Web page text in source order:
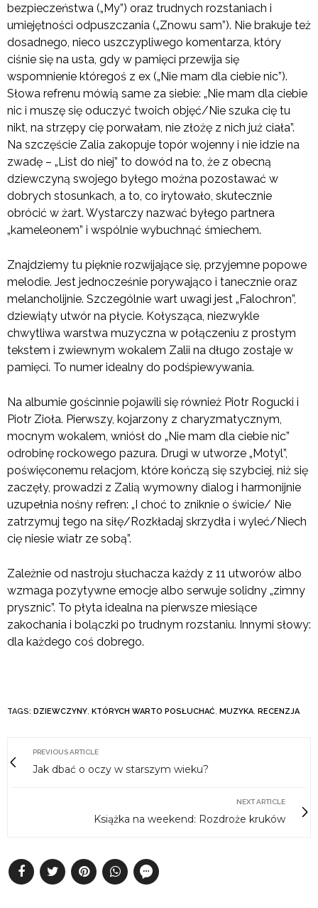
bezpieczeństwa („My”) oraz trudnych rozstaniach i
umiejętności odpuszczania („Znowu sam”). Nie brakuje też
dosadnego, nieco uszczypliwego komentarza, który
ciśnie się na usta, gdy w pamięci przewija się
wspomnienie któregoś z ex („Nie mam dla ciebie nic”).
Słowa refrenu mówią same za siebie: „Nie mam dla ciebie
nic i muszę się oduczyć twoich objęć/Nie szuka cię tu
nikt, na strzępy cię porwałam, nie złożę z nich już ciała”.
Na szczęście Zalia zakopuje topór wojenny i nie idzie na
zwadę – „List do niej” to dowód na to, że z obecną
dziewczyną swojego byłego można pozostawać w
dobrych stosunkach, a to, co irytowało, skutecznie
obrócić w żart. Wystarczy nazwać byłego partnera
„kameleonem” i wspólnie wybuchnąć śmiechem.
Znajdziemy tu pięknie rozwijające się, przyjemne popowe
melodie. Jest jednocześnie porywająco i tanecznie oraz
melancholijnie. Szczególnie wart uwagi jest „Falochron”,
dziewiąty utwór na płycie. Kołysząca, niezwykle
chwytliwa warstwa muzyczna w połączeniu z prostym
tekstem i zwiewnym wokalem Zalii na długo zostaje w
pamięci. To numer idealny do podśpiewywania.
Na albumie gościnnie pojawili się również Piotr Rogucki i
Piotr Zioła. Pierwszy, kojarzony z charyzmatycznym,
mocnym wokalem, wniósł do „Nie mam dla ciebie nic”
odrobinę rockowego pazura. Drugi w utworze „Motyl”,
poświęconemu relacjom, które kończą się szybciej, niż się
zaczęły, prowadzi z Zalią wymowny dialog i harmonijnie
uzupełnia nośny refren: „I choć to zniknie o świcie/ Nie
zatrzymuj tego na siłę/Rozkładaj skrzydła i wyleć/Niech
cię niesie wiatr ze sobą”.
Zależnie od nastroju słuchacza każdy z 11 utworów albo
wzmaga pozytywne emocje albo serwuje solidny „zimny
prysznic”. To płyta idealna na pierwsze miesiące
zakochania i bolączki po trudnym rozstaniu. Innymi słowy:
dla każdego coś dobrego.
TAGS: DZIEWCZYNY, KTÓRYCH WARTO POSŁUCHAĆ, MUZYKA, RECENZJA
PREVIOUS ARTICLE
Jak dbać o oczy w starszym wieku?
NEXT ARTICLE
Książka na weekend: Rozdroże kruków